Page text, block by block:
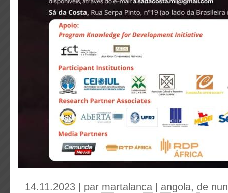
14.11.2023 | par martalanca angola, de